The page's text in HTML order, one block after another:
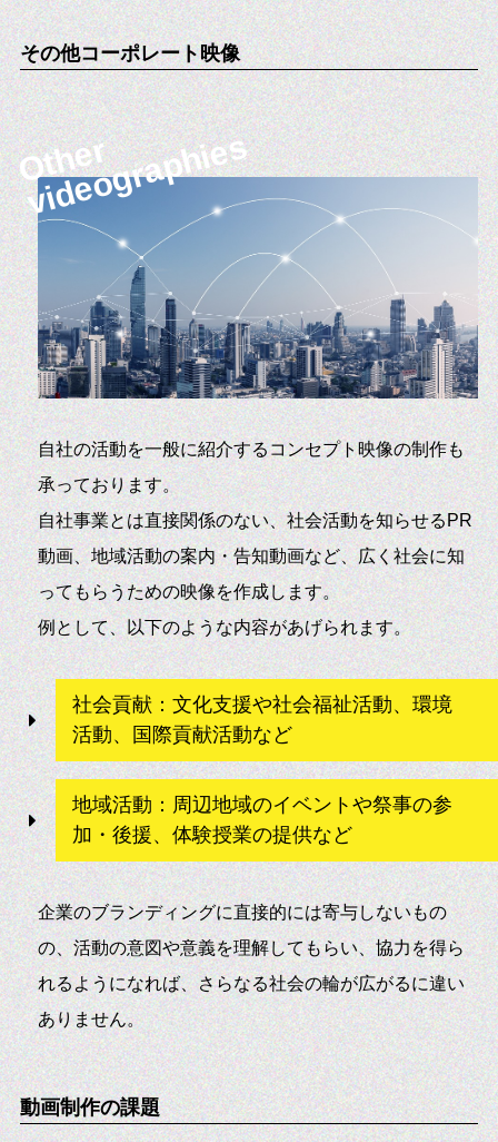
その他コーポレート映像
Other
videographies
自社の活動を一般に紹介するコンセプト映像の制作も
承っております。
自社事業とは直接関係のない、社会活動を知らせるPR
動画、地域活動の案内・告知動画など、広く社会に知
ってもらうための映像を作成します。
例として、以下のような内容があげられます。
社会貢献：文化支援や社会福祉活動、環境
活動、国際貢献活動など
地域活動：周辺地域のイベントや祭事の参
加・後援、体験授業の提供など
企業のブランディングに直接的には寄与しないもの
の、活動の意図や意義を理解してもらい、協力を得ら
れるようになれば、さらなる社会の輪が広がるに違い
ありません。
動画制作の課題